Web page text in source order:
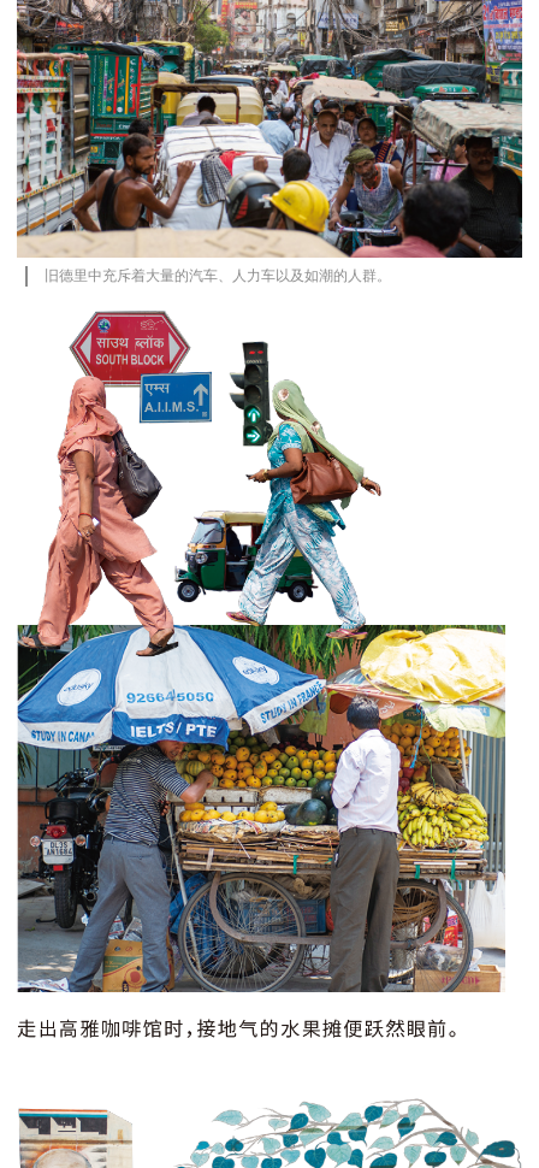
旧德里中充斥着大量的汽车、人力车以及如潮的人群。